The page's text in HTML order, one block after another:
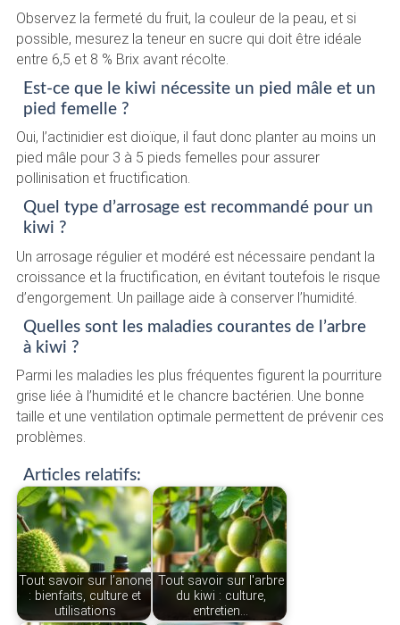
Observez la fermeté du fruit, la couleur de la peau, et si
possible, mesurez la teneur en sucre qui doit être idéale
entre 6,5 et 8 % Brix avant récolte.
Est-ce que le kiwi nécessite un pied mâle et un
pied femelle ?
Oui, l’actinidier est dioïque, il faut donc planter au moins un
pied mâle pour 3 à 5 pieds femelles pour assurer
pollinisation et fructification.
Quel type d’arrosage est recommandé pour un
kiwi ?
Un arrosage régulier et modéré est nécessaire pendant la
croissance et la fructification, en évitant toutefois le risque
d’engorgement. Un paillage aide à conserver l’humidité.
Quelles sont les maladies courantes de l’arbre
à kiwi ?
Parmi les maladies les plus fréquentes figurent la pourriture
grise liée à l’humidité et le chancre bactérien. Une bonne
taille et une ventilation optimale permettent de prévenir ces
problèmes.
Articles relatifs:
Tout savoir sur l’anone
: bienfaits, culture et
utilisations
Tout savoir sur l'arbre
du kiwi : culture,
entretien…